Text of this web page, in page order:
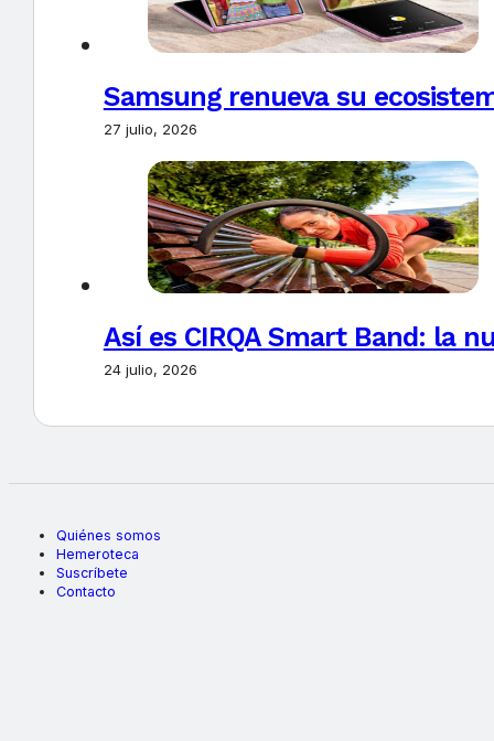
Samsung renueva su
27 julio, 2026
Así es CIRQA Smart Band: la
24 julio, 2026
Quiénes somos
Hemeroteca
Suscríbete
Contacto